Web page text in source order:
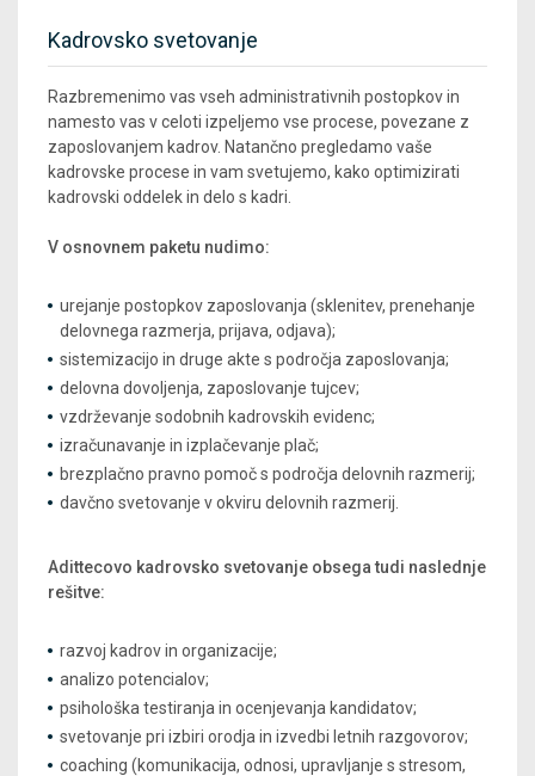
Kadrovsko svetovanje
Razbremenimo vas vseh administrativnih postopkov in
namesto vas v celoti izpeljemo vse procese, povezane z
zaposlovanjem kadrov. Natančno pregledamo vaše
kadrovske procese in vam svetujemo, kako optimizirati
kadrovski oddelek in delo s kadri.
V osnovnem paketu nudimo:
urejanje postopkov zaposlovanja (sklenitev, prenehanje
delovnega razmerja, prijava, odjava);
sistemizacijo in druge akte s področja zaposlovanja;
delovna dovoljenja, zaposlovanje tujcev;
vzdrževanje sodobnih kadrovskih evidenc;
izračunavanje in izplačevanje plač;
brezplačno pravno pomoč s področja delovnih razmerij;
davčno svetovanje v okviru delovnih razmerij.
Adittecovo kadrovsko svetovanje obsega tudi naslednje
rešitve:
razvoj kadrov in organizacije;
analizo potencialov;
psihološka testiranja in ocenjevanja kandidatov;
svetovanje pri izbiri orodja in izvedbi letnih razgovorov;
coaching (komunikacija, odnosi, upravljanje s stresom,